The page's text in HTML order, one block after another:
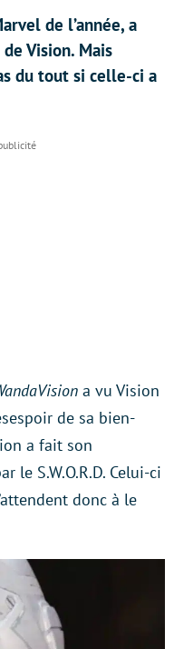
de l’année, a
Vision. Mais
du tout si celle-ci a
a vu Vision
de sa bien-
a fait son
le S.W.O.R.D. Celui-ci
donc à le